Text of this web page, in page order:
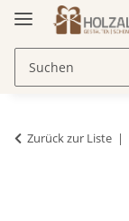
Zurück zur Liste